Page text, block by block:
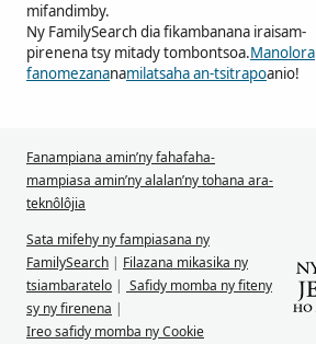
mifandimby.
Ny FamilySearch dia fikambanana iraisam-
pirenena tsy mitady tombontsoa.Manolora
fanomezananamilatsaha an-tsitrapoanio!
Fanampiana amin’ny fahafaha-
mampiasa amin’ny alalan’ny tohana ara-
teknôlôjia
Sata mifehy ny fampiasana ny
FamilySearch | Filazana mikasika ny
tsiambaratelo | Safidy momba ny fiteny
sy ny firenena |
Ireo safidy momba ny Cookie